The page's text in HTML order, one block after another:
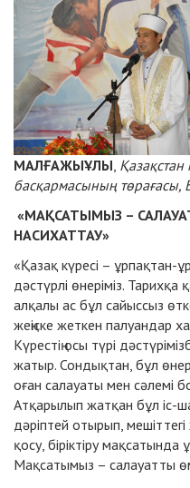
МАЛҒАЖЫҰЛЫ
басқармасының төрағасы,
«МАҚСАТЫМЫЗ –
НАСИХАТТАУ»
«Қазақ күресі –
дәстүрлі өнеріміз.
алқалы ас бұл сайыссыз
жеңіске жеткен палуандар
Күрестің осы түрі
жатыр. Сондықтан, бұл
оған салауаты мен сәлемі
Атқарылып жатқан бұл іс-
дәріптей отырып,
қосу, біріктіру
Мақсатымыз – салауатты